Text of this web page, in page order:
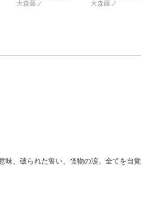
ているだろうか10巻
大森藤ノ
ているだろうか
大森藤ノ
、破られた誓い、怪物の涙。全てを自